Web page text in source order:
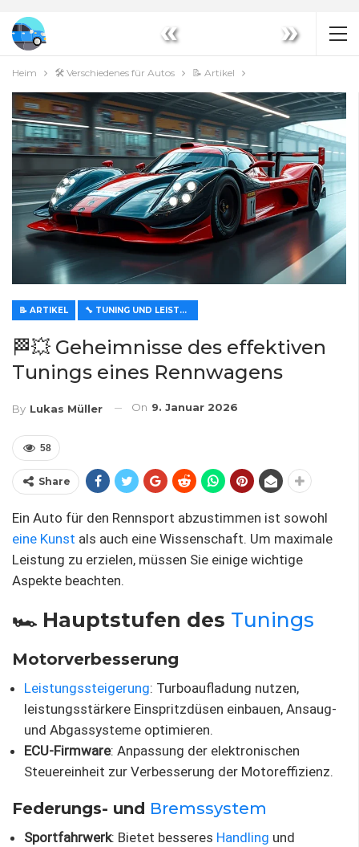
« »
Heim 🛠️ Verschiedenes für Autos 📝 Artikel
📝 ARTIKEL 🔧 TUNING UND LEISTUNGSVERBESSERUNG
🏁💥 Geheimnisse des effektiven
Tunings eines Rennwagens
By Lukas Müller On 9. Januar 2026
58
Share
Ein Auto für den Rennsport abzustimmen ist sowohl
eine Kunst als auch eine Wissenschaft. Um maximale
Leistung zu erzielen, müssen Sie einige wichtige
Aspekte beachten.
🏎️ Hauptstufen des Tunings
Motorverbesserung
Leistungssteigerung: Turboaufladung nutzen,
leistungsstärkere Einspritzdüsen einbauen, Ansaug-
und Abgassysteme optimieren.
ECU-Firmware: Anpassung der elektronischen
Steuereinheit zur Verbesserung der Motoreffizienz.
Federungs- und Bremssystem
Sportfahrwerk: Bietet besseres Handling und